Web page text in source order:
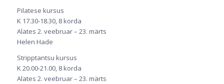
Pilatese kursus
K 17.30-18.30, 8 korda
Alates 2. veebruar – 23. märts
Helen Hade
Stripptantsu kursus
K 20.00-21.00, 8 korda
Alates 2. veebruar – 23. märts